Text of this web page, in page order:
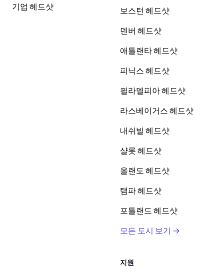
기업 헤드샷
보스턴 헤드샷
덴버 헤드샷
애틀랜타 헤드샷
피닉스 헤드샷
필라델피아 헤드샷
라스베이거스 헤드샷
내쉬빌 헤드샷
샬롯 헤드샷
올랜도 헤드샷
탬파 헤드샷
포틀랜드 헤드샷
모든 도시 보기 →
지원